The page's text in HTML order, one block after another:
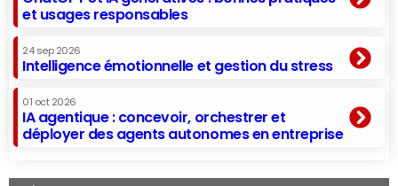
et usages responsables
24 sep 2026
Intelligence émotionnelle et gestion du stress
01 oct 2026
IA agentique : concevoir, orchestrer et
déployer des agents autonomes en entreprise